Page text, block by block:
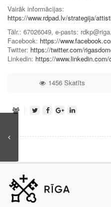
Vairāk informācijas:
https://www.rdpad.lv/strategija/
Tālr.: 67026049, e-pasts:
Facebook: https://
Twitter: https://twitter.com/
Linkedin: https://
1456 Skatīts